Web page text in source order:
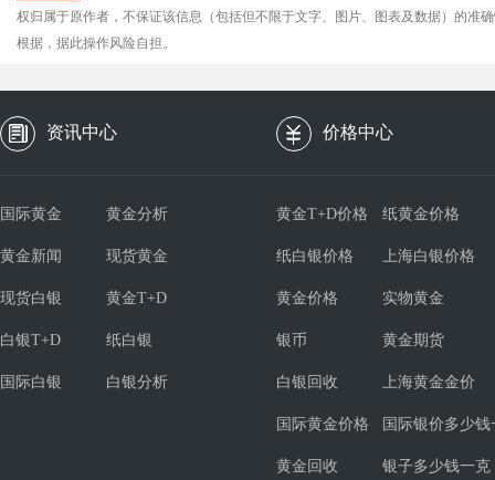
权归属于原作者，不保证该信息（包括但不限于文字、图片、图表及数据）的准
根据，据此操作风险自担。
资讯中心 价格中心
国际黄金 黄金分析
黄金新闻 现货黄金
现货白银 黄金T+D
白银T+D 纸白银
国际白银 白银分析
黄金T+D价格 纸黄金价格
纸白银价格 上海白银价格
黄金价格 实物黄金
银币 黄金期货
白银回收 上海黄金金价
国际黄金价格 国际银价多少钱
黄金回收 银子多少钱一克